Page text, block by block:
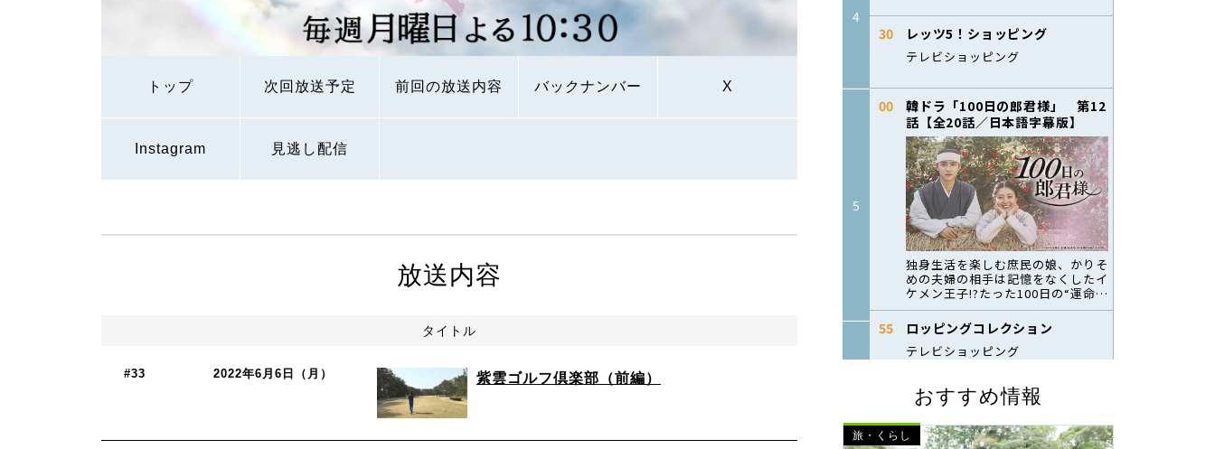
トップ 次回放送予定 前回の放送内容 バックナンバー X
Instagram 見逃し配信
おすすめ情報
旅・くらし
放送内容
タイトル
#33 2022年6月6日（月） 紫雲ゴルフ倶楽部（前編）